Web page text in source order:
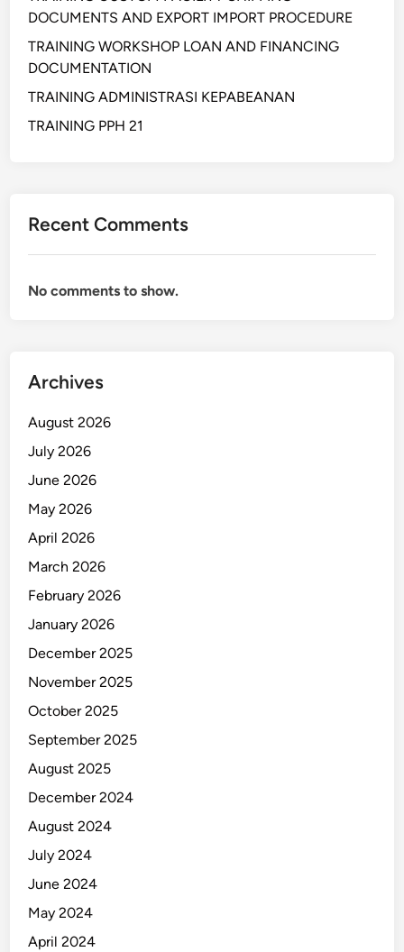
DOCUMENTS AND EXPORT IMPORT PROCEDURE
TRAINING WORKSHOP LOAN AND FINANCING
DOCUMENTATION
TRAINING ADMINISTRASI KEPABEANAN
TRAINING PPH 21
Recent Comments
No comments to show.
Archives
August 2026
July 2026
June 2026
May 2026
April 2026
March 2026
February 2026
January 2026
December 2025
November 2025
October 2025
September 2025
August 2025
December 2024
August 2024
July 2024
June 2024
May 2024
April 2024